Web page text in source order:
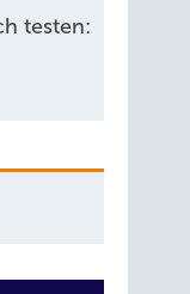
testen: